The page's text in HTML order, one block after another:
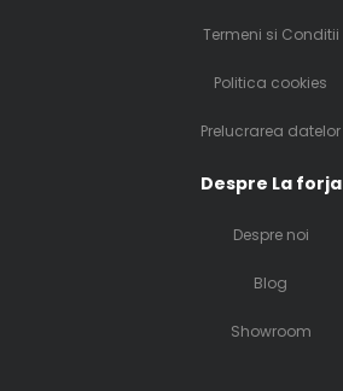
Termeni si Conditii
Politica cookies
Prelucrarea datelor
Despre La forja
Despre noi
Blog
Showroom